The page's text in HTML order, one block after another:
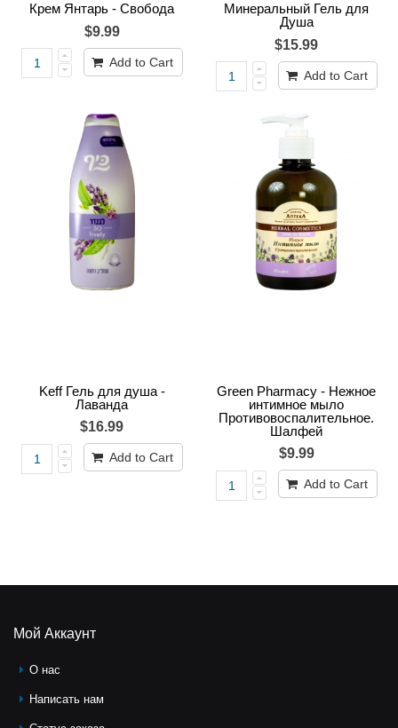
Крем Янтарь - Свобода
$9.99
Add to Cart
Минеральный Гель для
Душа
$15.99
Add to Cart
Keff Гель для душа -
Лаванда
$16.99
Add to Cart
Green Pharmacy - Нежное
интимное мыло
Противовоспалительное.
Шалфей
$9.99
Add to Cart
Мой Аккаунт
О нас
Написать нам